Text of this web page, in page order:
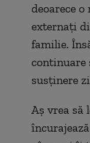
deoarece
externați
familie.
continuare
susținere
Aș vrea